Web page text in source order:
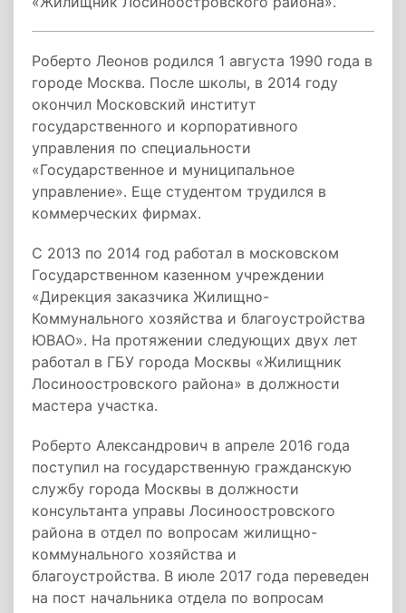
Роберто Леонов родился 1 августа 1990 года в
городе Москва. После школы, в 2014 году
окончил Московский институт
государственного и корпоративного
управления по специальности
«Государственное и муниципальное
управление». Еще студентом трудился в
коммерческих фирмах.
С 2013 по 2014 год работал в московском
Государственном казенном учреждении
«Дирекция заказчика Жилищно-
Коммунального хозяйства и благоустройства
ЮВАО». На протяжении следующих двух лет
работал в ГБУ города Москвы «Жилищник
Лосиноостровского района» в должности
мастера участка.
Роберто Александрович в апреле 2016 года
поступил на государственную гражданскую
службу города Москвы в должности
консультанта управы Лосиноостровского
района в отдел по вопросам жилищно-
коммунального хозяйства и
благоустройства. В июле 2017 года переведен
на пост начальника отдела по вопросам